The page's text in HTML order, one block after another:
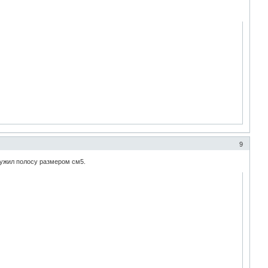
9
полосу размером см5.